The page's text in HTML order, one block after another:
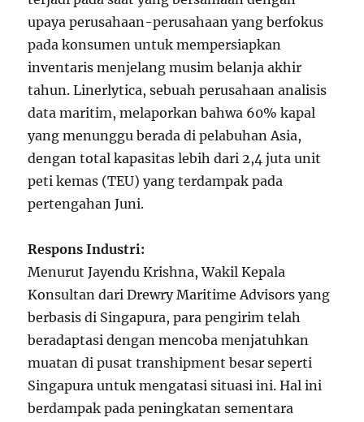
upaya perusahaan-perusahaan yang berfokus
pada konsumen untuk mempersiapkan
inventaris menjelang musim belanja akhir
tahun. Linerlytica, sebuah perusahaan analisis
data maritim, melaporkan bahwa 60% kapal
yang menunggu berada di pelabuhan Asia,
dengan total kapasitas lebih dari 2,4 juta unit
peti kemas (TEU) yang terdampak pada
pertengahan Juni.
Respons Industri:
Menurut Jayendu Krishna, Wakil Kepala
Konsultan dari Drewry Maritime Advisors yang
berbasis di Singapura, para pengirim telah
beradaptasi dengan mencoba menjatuhkan
muatan di pusat transhipment besar seperti
Singapura untuk mengatasi situasi ini. Hal ini
berdampak pada peningkatan sementara